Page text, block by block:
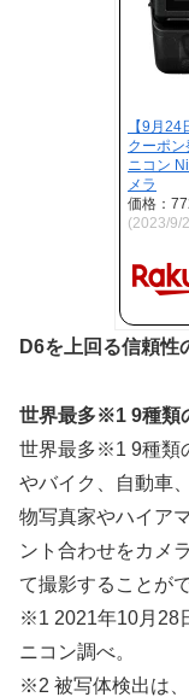
【9月
クーポン
ニコン
メラ
価格：
(2023/9/
D6を上回る信頼性
世界最多※1 9種類
世界最多※1 9種類
やバイク、自動車
物写真家やハイア
ント合わせをカメ
て撮影することが
※1 2021年10月28
ニコン調べ。
※2 被写体検出は